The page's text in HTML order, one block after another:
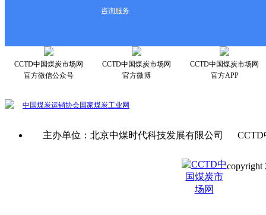
咨询服务
CCTD中国煤炭市场网
官方微信公众号
CCTD中国煤炭市场网
官方微博
CCTD中国煤炭市场网
官方APP
中国煤炭运销协会国家煤炭工业网
主办单位：北京中煤时代科技发展有限公司
copyright